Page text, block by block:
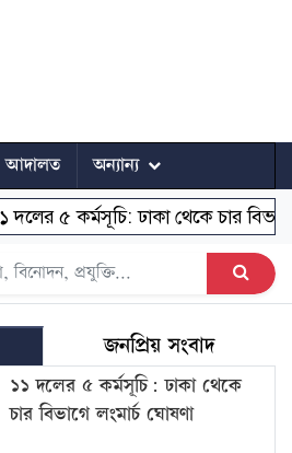
অন্যান্য
৫ কর্মসূচি: ঢাকা থেকে চার বিভাগে
জনপ্রিয় সংবাদ
১১ দলের ৫ কর্মসূচি: ঢাকা থেকে
চার বিভাগে লংমার্চ ঘোষণা